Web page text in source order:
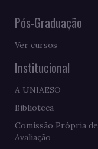
Pós-Graduação
Ver cursos
Institucional
A UNIAESO
Biblioteca
Comissão Própria de
Avaliação